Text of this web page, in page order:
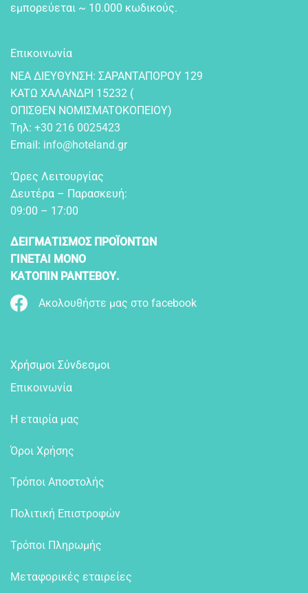
εμπορεύεται ~ 10.000 κωδικούς.
Επικοινωνία
NEA ΔIEYΘYNΣH: ΣAPANTAΠOPOY 129
KATΩ XAΛANΔPI 15232 (
OΠIΣΘEN NOMIΣMATOKOΠEIOY)
Τηλ: +30 216 0025423
Email: info@hoteland.gr
‘Ωρες Λειτουργίας
Δευτέρα – Παρασκευή:
09:00 – 17:00
ΔΕΙΓΜΑΤΙΣΜΟΣ ΠΡΟΪΟΝΤΩΝ
ΓΙΝΕΤΑΙ ΜΟΝΟ
ΚΑΤΟΠΙΝ ΡΑΝΤΕΒΟΥ.
Ακολουθήστε μας στο facebook
Χρήσιμοι Σύνδεσμοι
Επικοινωνία
Η εταιρία μας
Όροι Χρήσης
Τρόποι Αποστολής
Πολιτική Επιστροφών
Τρόποι Πληρωμής
Μεταφορικές εταιρείες